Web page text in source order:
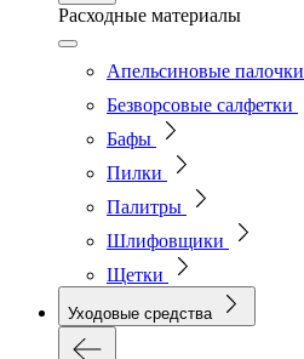
Расходные материалы
Апельсиновые палочки
Безворсовые салфетки
Бафы
Пилки
Палитры
Шлифовщики
Щетки
Уходовые средства